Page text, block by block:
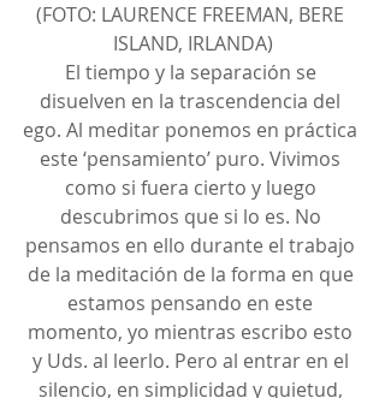
(FOTO: LAURENCE FREEMAN, BERE
ISLAND, IRLANDA)
El tiempo y la separación se
disuelven en la trascendencia del
ego. Al meditar ponemos en práctica
este ‘pensamiento’ puro. Vivimos
como si fuera cierto y luego
descubrimos que si lo es. No
pensamos en ello durante el trabajo
de la meditación de la forma en que
estamos pensando en este
momento, yo mientras escribo esto
y Uds. al leerlo. Pero al entrar en el
silencio, en simplicidad y quietud,